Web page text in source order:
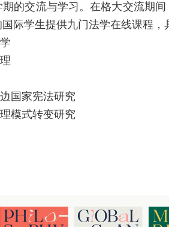
的交流与学习。在格大交流期
际学生提供九门法学在线课程，
国家宪法研究
模式转变研究